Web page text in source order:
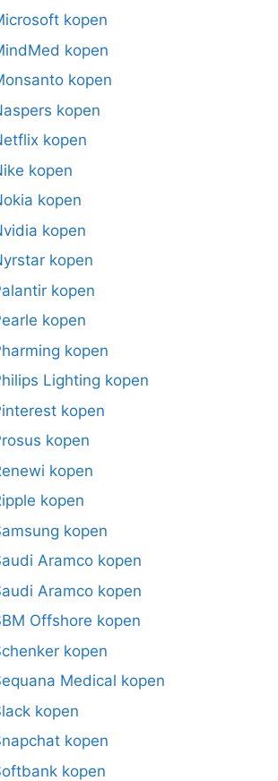
kopen
kopen
kopen
kopen
kopen
kopen
kopen
kopen
kopen
kopen
kopen
kopen
Lighting kopen
kopen
kopen
kopen
kopen
kopen
Aramco kopen
Aramco kopen
Offshore kopen
kopen
Medical kopen
kopen
kopen
kopen